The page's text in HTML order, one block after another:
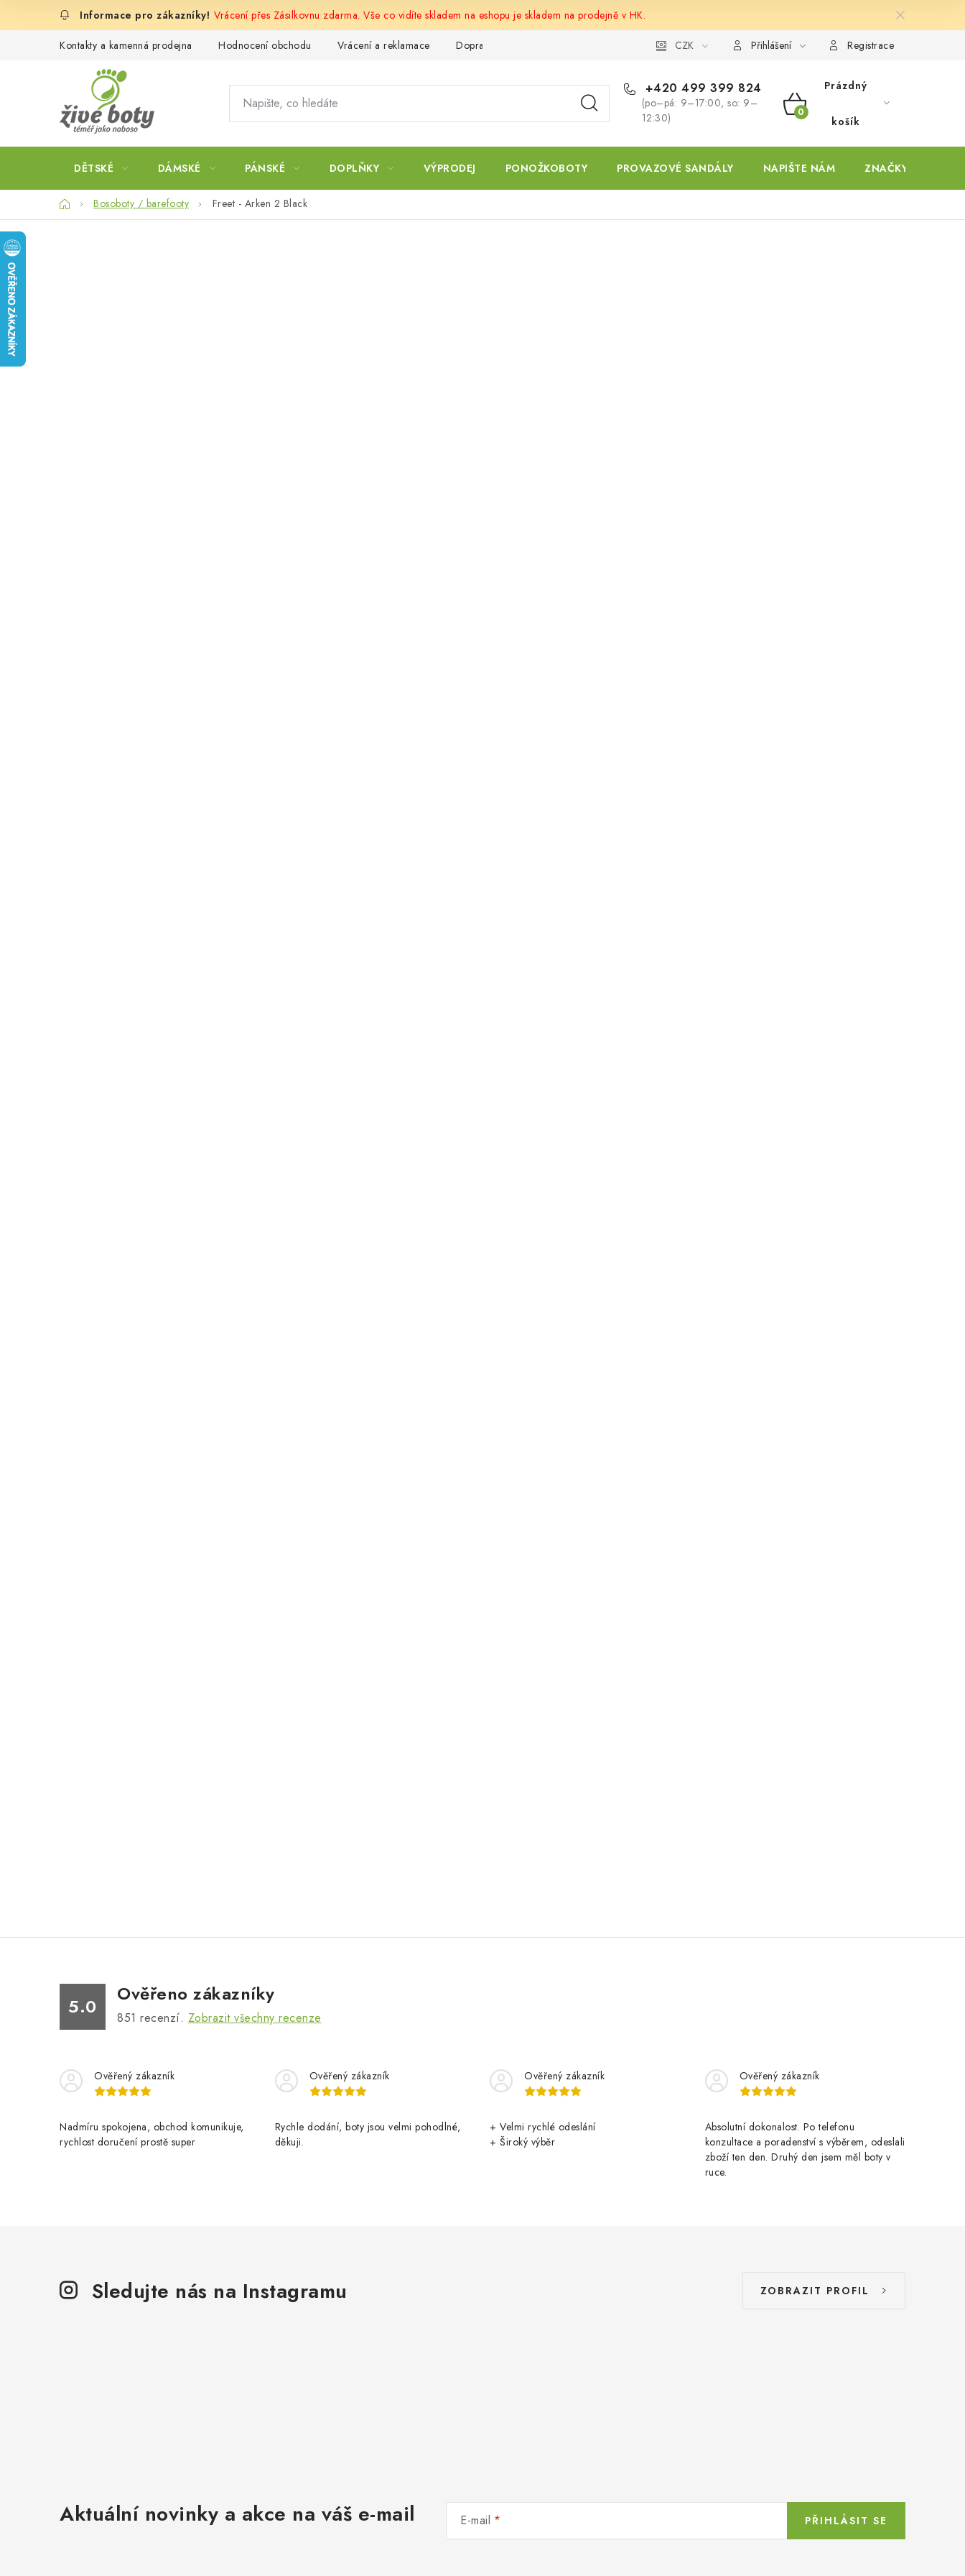
Vrácení přes Zásilkovnu zdarma. Vše co vidíte skladem na eshopu je skladem na prodejně v HK.
Kontakty a kamenná prodejna Hodnocení obchodu Vrácení a reklamace Doprava a platba CZK Přihlášení Registrace
+420 499 399 824
(po–pá: 9–17:00, so: 9–
12:30)
NÁKUPNÍ
KOŠÍK
Prázdný
košík
DĚTSKÉ DÁMSKÉ PÁNSKÉ DOPLŇKY VÝPRODEJ PONOŽKOBOTY PROVAZOVÉ SANDÁLY NAPIŠTE NÁM ZNAČKY
DomůBosoboty / barefooty Freet - Arken 2 Black
5.0
Ověřeno zákazníky
851 recenzí. Zobrazit všechny recenze
Ověřený zákazník
Nadmíru spokojena, obchod komunikuje,
rychlost doručení prostě super
Ověřený zákazník
Rychle dodání, boty jsou velmi pohodlné,
děkuji.
Ověřený zákazník
+ Velmi rychlé odeslání
+ Široký výběr
Ověřený zákazník
Absolutní dokonalost. Po telefonu
konzultace a poradenství s výběrem, odeslali
zboží ten den. Druhý den jsem měl boty v
ruce.
Sledujte nás na Instagramu ZOBRAZIT PROFIL
Aktuální novinky a akce na váš e-mail E-mail PŘIHLÁSIT SE